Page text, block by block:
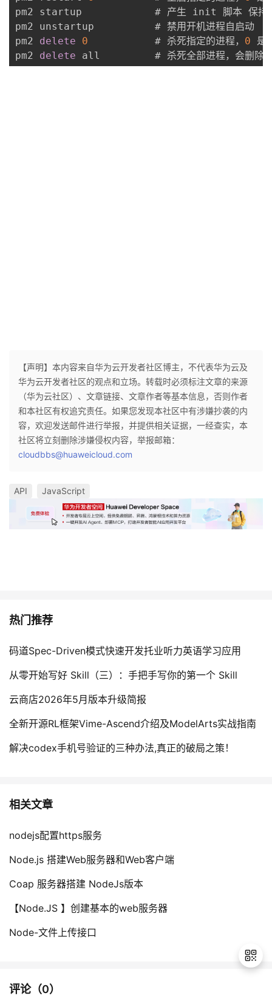
pm2 startup            # 产生 init 脚本 保持进
pm2 unstartup          # 禁用开机进程自启动
pm2 delete 0
           # 杀死指定的进程，
0 是
pm2 delete all         # 杀死全部进程，会删除所
【声明】本内容来自华为云开发者社区博主，不代表华为云及
华为云开发者社区的观点和立场。转载时必须标注文章的来源
（华为云社区）、文章链接、文章作者等基本信息，否则作者
和本社区有权追究责任。如果您发现本社区中有涉嫌抄袭的内
容，欢迎发送邮件进行举报，并提供相关证据，一经查实，本
社区将立刻删除涉嫌侵权内容，举报邮箱：
cloudbbs@huaweicloud.com
API JavaScript
热门推荐
码道Spec-Driven模式快速开发托业听力英语学习应用
从零开始写好 Skill（三）：手把手写你的第一个 Skill
云商店2026年5月版本升级简报
全新开源RL框架Vime-Ascend介绍及ModelArts实战指南
解决codex手机号验证的三种办法,真正的破局之策！
相关文章
nodejs配置https服务
Node.js 搭建Web服务器和Web客户端
Coap 服务器搭建 NodeJs版本
【Node.JS 】创建基本的web服务器
Node-文件上传接口
评论（0）